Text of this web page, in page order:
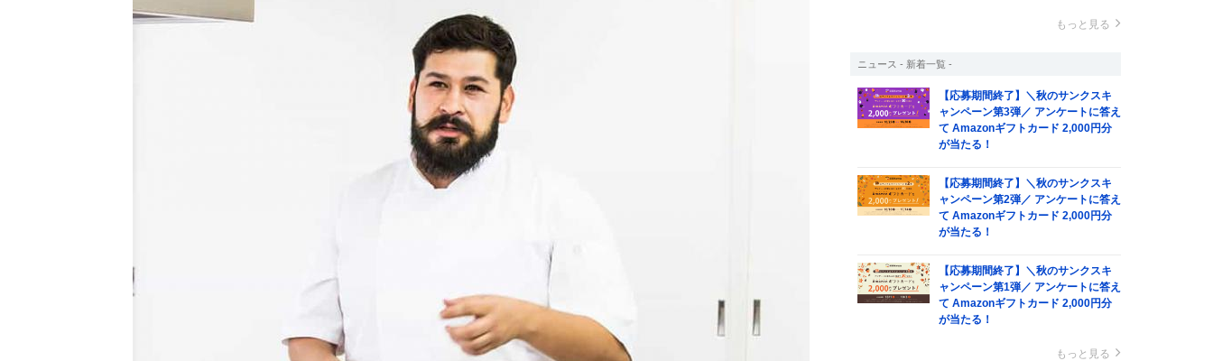
もっと見る
ニュース - 新着一覧 -
【応募期間終了】＼秋のサンクスキ
ャンペーン第3弾／ アンケートに答え
て Amazonギフトカード 2,000円分
が当たる！
【応募期間終了】＼秋のサンクスキ
ャンペーン第2弾／ アンケートに答え
て Amazonギフトカード 2,000円分
が当たる！
【応募期間終了】＼秋のサンクスキ
ャンペーン第1弾／ アンケートに答え
て Amazonギフトカード 2,000円分
が当たる！
もっと見る